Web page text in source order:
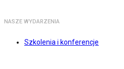
NASZE WYDARZENIA
Szkolenia i konferencje